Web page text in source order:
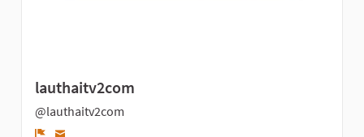
lauthaitv2com
@lauthaitv2com